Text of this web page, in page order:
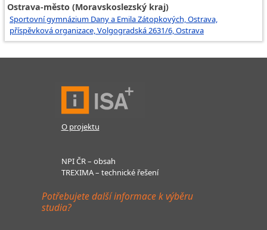
Ostrava-město (Moravskoslezský kraj)
Sportovní gymnázium Dany a Emila Zátopkových, Ostrava,
příspěvková organizace, Volgogradská 2631/6, Ostrava
O projektu
NPI ČR – obsah
TREXIMA – technické řešení
Potřebujete další informace k výběru
studia?